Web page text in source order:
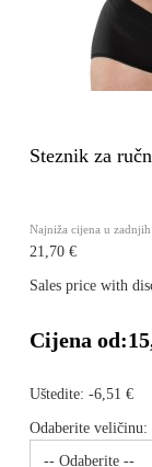
Steznik za
Najniža cijena u zadnjih
21,70 €
Sales price with
Cijena od:
Uštedite: -6,51 €
Odaberite veličinu: